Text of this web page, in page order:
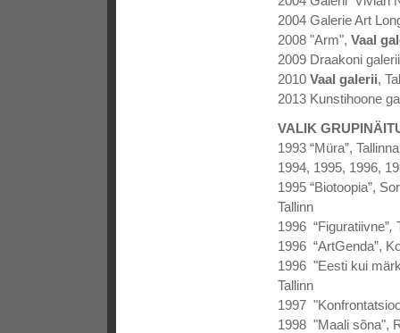
2004 Galerie Art
2008 "Arm", Vaal
2009 Draakoni
2010 Vaal galerii,
2013 Kunstihoone
VALIK
1993 “Müra”,
1994, 1995, 1996,
1995 “Biotoopia”,
Tallinn
1996 “Figuratiivne”,
1996 “ArtGenda”,
1996 "Eesti kui
Tallinn
1997
1998 "Maali sõna",